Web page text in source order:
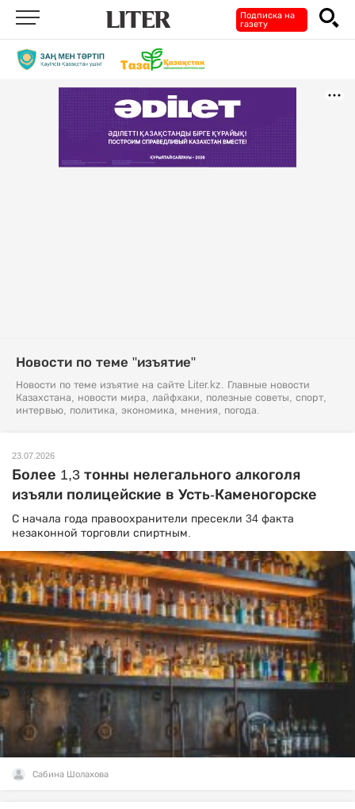
Подписка на
газету
Новости по теме "изъятие"
Новости по теме изъятие на сайте Liter.kz. Главные новости
Казахстана, новости мира, лайфхаки, полезные советы, спорт,
интервью, политика, экономика, мнения, погода.
23.07.2026
Более 1,3 тонны нелегального алкоголя
изъяли полицейские в Усть-Каменогорске
С начала года правоохранители пресекли 34 факта
незаконной торговли спиртным.
Сабина Шолахова